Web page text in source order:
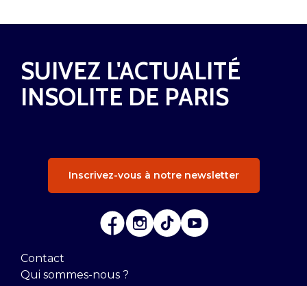
SUIVEZ L'ACTUALITÉ
INSOLITE DE PARIS
Inscrivez-vous à notre newsletter
Contact
Qui sommes-nous ?